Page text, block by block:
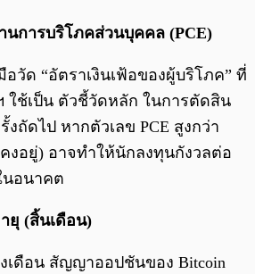
นการบริโภคส่วนบุคคล (PCE)
อวัด “อัตราเงินเฟ้อของผู้บริโภค” ที่
ใช้เป็น ตัวชี้วัดหลัก ในการตัดสิน
งถัดไป หากตัวเลข PCE สูงกว่า
งอยู่) อาจทำให้นักลงทุนกังวลต่อ
นอนาคต
(สิ้นเดือน)
เดือน สัญญาออปชันของ Bitcoin